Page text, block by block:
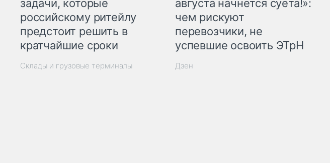
задачи, которые
российскому ритейлу
предстоит решить в
кратчайшие сроки
Склады и грузовые терминалы
августа начнётся суета!»:
чем рискуют
перевозчики, не
успевшие освоить ЭТрН
Дзен